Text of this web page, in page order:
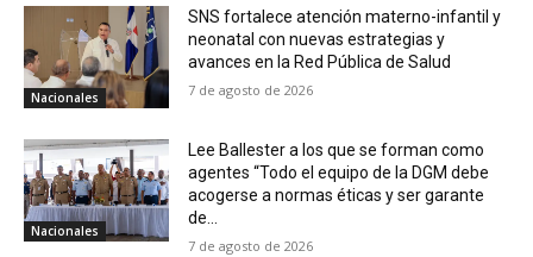
Nacionales
SNS fortalece atención materno-infantil y
neonatal con nuevas estrategias y
avances en la Red Pública de Salud
7 de agosto de 2026
Nacionales
Lee Ballester a los que se forman como
agentes “Todo el equipo de la DGM debe
acogerse a normas éticas y ser garante
de...
7 de agosto de 2026